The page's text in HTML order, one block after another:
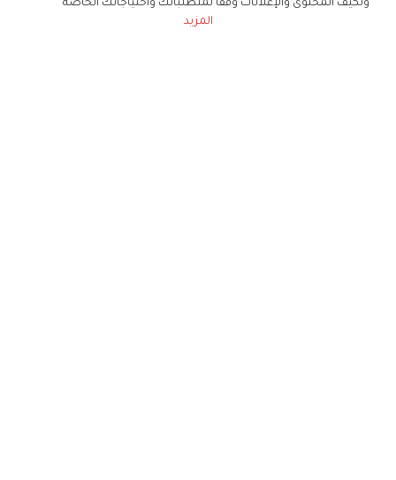
ونكيف المحتوى والإعلانات وفقا لمتطلباتك واحتياجاتك الخاصة
المزيد